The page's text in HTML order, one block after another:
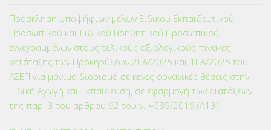
Πρόσκληση υποψήφιων μελών Ειδικού Εκπαιδευτικού
Προσωπικού και Ειδικού Βοηθητικού Προσωπικού
εγγεγραμμένων στους τελικούς αξιολογικούς πίνακες
κατάταξης των Προκηρύξεων 2ΕΑ/2025 και 1ΕΑ/2025 του
ΑΣΕΠ για μόνιμο διορισμό σε κενές οργανικές θέσεις στην
Ειδική Αγωγή και Εκπαίδευση, σε εφαρμογή των διατάξεων
της παρ. 3 του άρθρου 62 του ν. 4589/2019 (Α΄13)